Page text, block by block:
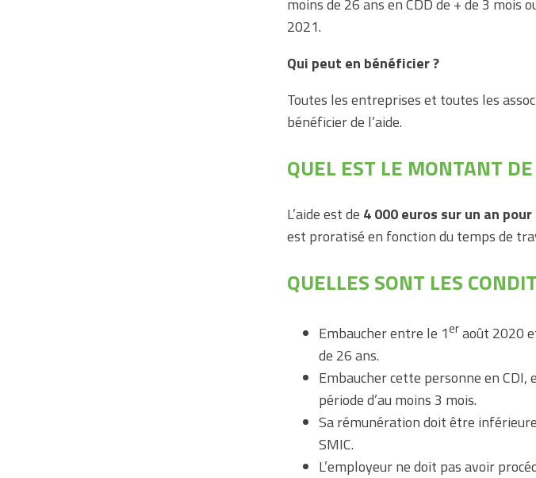
2021.
Qui peut en bénéficier ?
Toutes les entreprises et toutes les
bénéficier de l’aide.
QUEL EST LE MONTANT DE
L’aide est de 4 000 euros sur un an
est proratisé en fonction du temps de
QUELLES SONT LES
Embaucher entre le 1eraoût 2020
de 26 ans.
Embaucher cette personne en CDI,
période d’au moins 3 mois.
Sa rémunération doit être
SMIC.
L’employeur ne doit pas avoir